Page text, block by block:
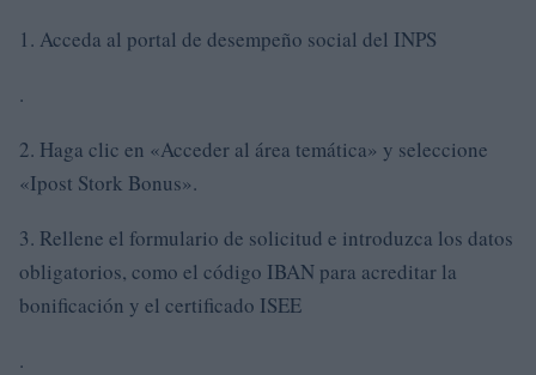
1. Acceda al portal de desempeño social del INPS
.
2. Haga clic en «Acceder al área temática» y seleccione
«Ipost Stork Bonus».
3. Rellene el formulario de solicitud e introduzca los datos
obligatorios, como el código IBAN para acreditar la
bonificación y el certificado ISEE
.